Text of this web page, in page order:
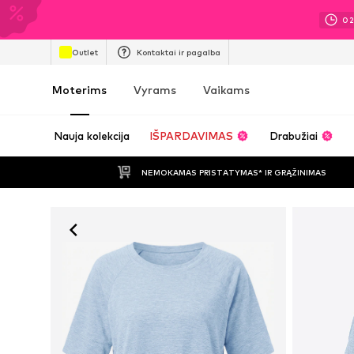
02
Outlet Kontaktai ir pagalba
Moterims Vyrams Vaikams
Nauja kolekcija IŠPARDAVIMAS Drabužiai
NEMOKAMAS PRISTATYMAS* IR GRĄŽINIMAS